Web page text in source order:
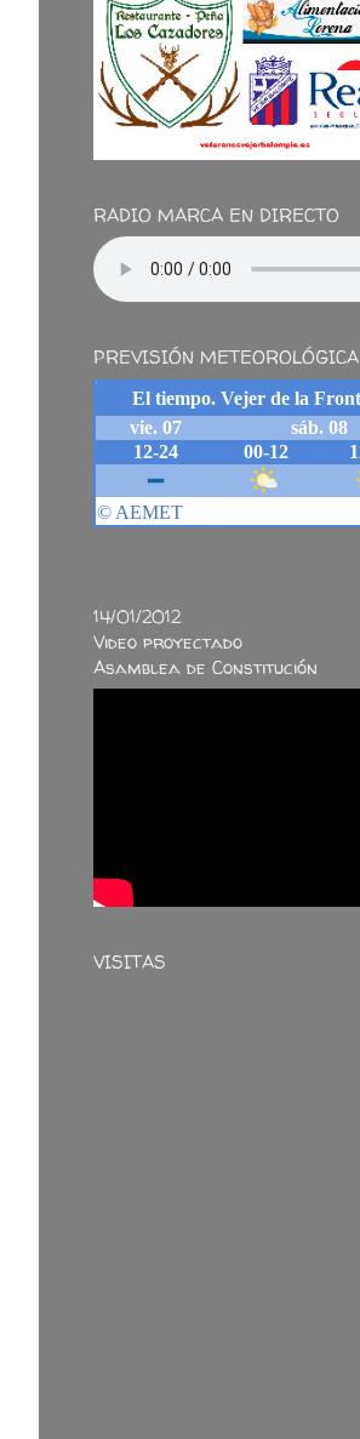
RADIO MARCA EN DIRECTO
PREVISIÓN METEOROLÓGICA
14/01/2012
Video proyectado
Asamblea de Constitución
VISITAS